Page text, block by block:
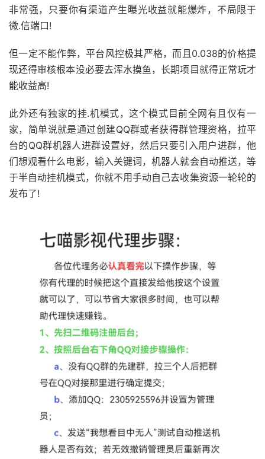
非常强，只要你有渠道产生曝光收益就能爆炸，不局限于
微.信端口!
但一定不能作弊，平台风控极其严格，而且0.038的价格提
现还得审核根本没必要去浑水摸鱼，长期项目就得正常玩才
能收益高!
此外还有独家的挂.机模式，这个模式目前全网有且仅有一
家，简单说就是通过创建QQ群或者获得群管理资格，拉平
台的QQ群机器人进群设置好，然后只要引入用户进群，他
们想观看什么电影，输入关键词，机器人就会自动推送，等
于半自动挂机模式，你就不用手动自己去收集资源一轮轮的
发布了!